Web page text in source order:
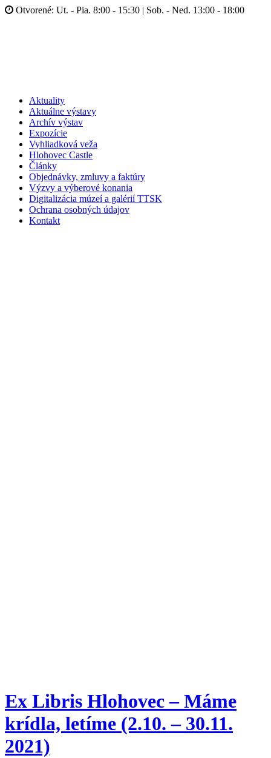
Otvorené: Ut. - Pia. 8:00 - 15:30 | Sob. - Ned. 13:00 - 18:00
Aktuality
Aktuálne výstavy
Archív výstav
Expozície
Vyhliadková veža
Hlohovec Castle
Články
Objednávky, zmluvy a faktúry
Výzvy a výberové konania
Digitalizácia múzeí a galérií TTSK
Ochrana osobných údajov
Kontakt
Ex Libris Hlohovec – Máme
krídla, letíme (2.10. – 30.11.
2021)